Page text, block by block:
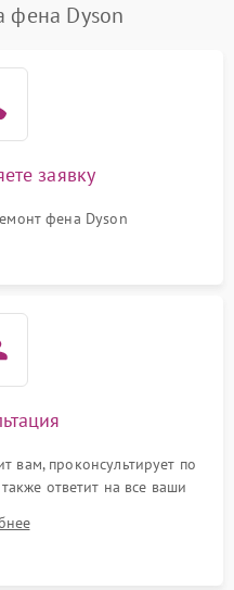
фена Dyson
заявку
фена Dyson
вам, проконсультирует по
ответит на все ваши